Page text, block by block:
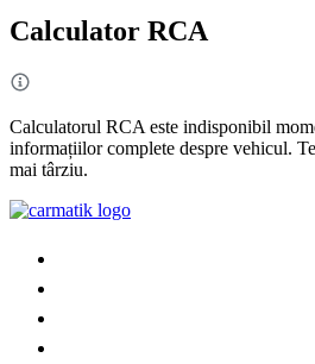
Calculator RCA
Calculatorul RCA este indisponibil
informațiilor complete despre vehicul.
mai târziu.